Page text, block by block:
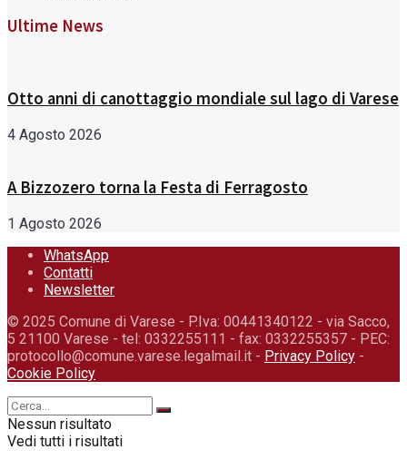
Ultime News
Otto anni di canottaggio mondiale sul lago di Varese
4 Agosto 2026
A Bizzozero torna la Festa di Ferragosto
1 Agosto 2026
WhatsApp
Contatti
Newsletter
© 2025 Comune di Varese - P.Iva: 00441340122 - via Sacco,
5 21100 Varese - tel: 0332255111 - fax: 0332255357 - PEC:
protocollo@comune.varese.legalmail.it - Privacy Policy -
Cookie Policy
Nessun risultato
Vedi tutti i risultati